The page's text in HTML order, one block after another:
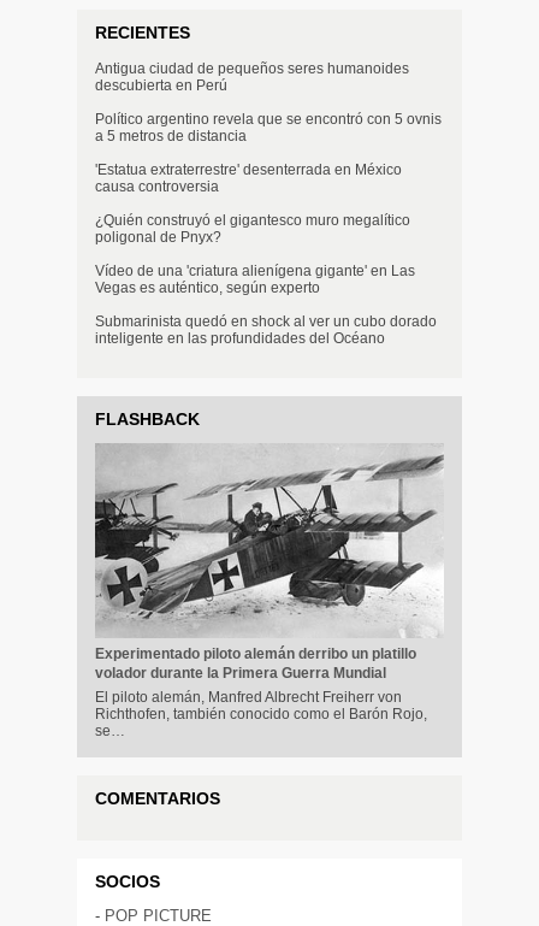
RECIENTES
Antigua ciudad de pequeños seres humanoides
descubierta en Perú
Político argentino revela que se encontró con 5 ovnis
a 5 metros de distancia
'Estatua extraterrestre' desenterrada en México
causa controversia
¿Quién construyó el gigantesco muro megalítico
poligonal de Pnyx?
Vídeo de una 'criatura alienígena gigante' en Las
Vegas es auténtico, según experto
Submarinista quedó en shock al ver un cubo dorado
inteligente en las profundidades del Océano
FLASHBACK
Experimentado piloto alemán derribo un platillo
volador durante la Primera Guerra Mundial
El piloto alemán, Manfred Albrecht Freiherr von
Richthofen, también conocido como el Barón Rojo,
se…
COMENTARIOS
SOCIOS
- POP PICTURE